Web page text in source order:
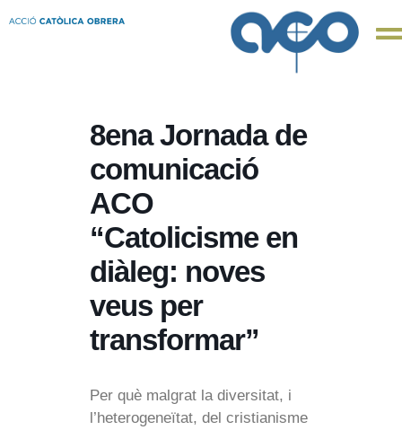
8ena Jornada de
comunicació
ACO
“Catolicisme en
diàleg: noves
veus per
transformar”
Per què malgrat la diversitat, i
l’heterogeneïtat, del cristianisme